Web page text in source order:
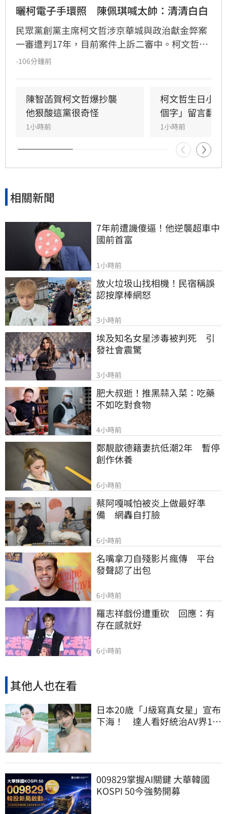
曬柯電子手環照　陳佩琪喊太帥：清清白白
民眾黨創黨主席柯文哲涉京華城與政治獻金弊案
一審遭判17年，目前案件上訴二審中。柯文哲昨
赴派出所更換科技設備，並將電子手環拿來拍形
-106分鐘前
陳智菡賀柯文哲爆抄襲
他狠酸這黨很奇怪
1小時前
柯文哲生日小
個字」留言翻車
1小時前
相關新聞
7年前遭譏傻逼！他逆襲超車中
國前首富
1小時前
放火垃圾山找相機！民宿稱誤
認按摩棒網怒
3小時前
埃及知名女星涉毒被判死　引
發社會震驚
3小時前
肥大叔逝！推黑蒜入菜：吃藥
不如吃對食物
4小時前
鄭靚歆德籍妻抗低潮2年　暫停
創作休養
6小時前
蔡阿嘎喊怕被炎上做最好準
備　網轟自打臉
6小時前
名嘴拿刀自殘影片瘋傳　平台
發聲認了出包
6小時前
羅志祥戲份遭重砍　回應：有
存在感就好
6小時前
其他人也在看
日本20歲「J級寫真女星」宣布
下海！ 達人看好統治AV界10
009829掌握AI關鍵 大華韓國
KOSPI 50今強勢開募